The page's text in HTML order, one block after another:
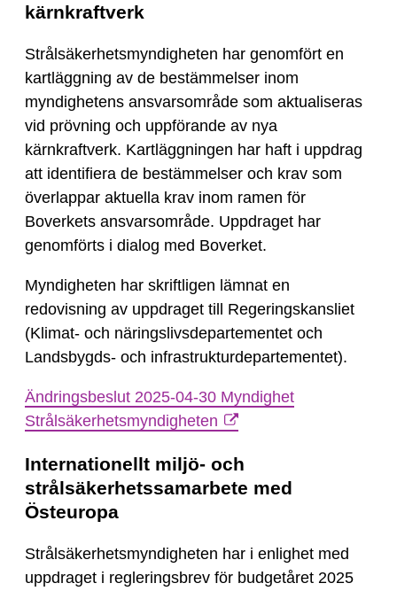
kärnkraftverk
Strålsäkerhetsmyndigheten har genomfört en
kartläggning av de bestämmelser inom
myndighetens ansvarsområde som aktualiseras
vid prövning och uppförande av nya
kärnkraftverk. Kartläggningen har haft i uppdrag
att identifiera de bestämmelser och krav som
överlappar aktuella krav inom ramen för
Boverkets ansvarsområde. Uppdraget har
genomförts i dialog med Boverket.
Myndigheten har skriftligen lämnat en
redovisning av uppdraget till Regeringskansliet
(Klimat- och näringslivsdepartementet och
Landsbygds- och infrastrukturdepartementet).
Ändringsbeslut 2025-04-30 Myndighet
Strålsäkerhetsmyndigheten
Internationellt miljö- och
strålsäkerhetssamarbete med
Östeuropa
Strålsäkerhetsmyndigheten har i enlighet med
uppdraget i regleringsbrev för budgetåret 2025